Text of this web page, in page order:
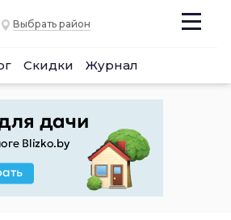
Выбрать район
Скидки Журнал